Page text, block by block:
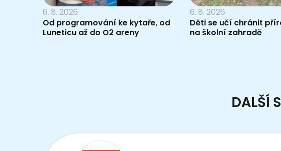
6. 8. 2026
Od programování ke kytaře, od
Luneticu až do O2 areny
6. 8. 2026
Děti se učí chránit
na školní zahradě
DALŠÍ